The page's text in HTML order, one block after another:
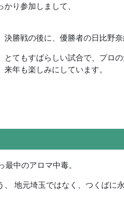
り参加しまして、
決勝戦の後に、優勝者の日比野
とてもすばらしい試合で、プロ
来年も楽しみにしています。
中のアロマ中毒。
地元埼玉ではなく、つくばに永